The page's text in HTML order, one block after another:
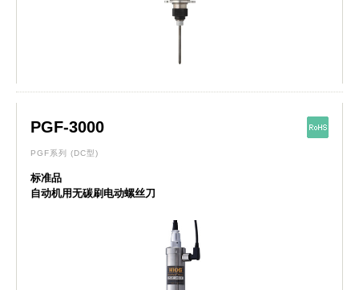
PGF-3000
PGF系列 (DC型)
标准品
自动机用无碳刷电动螺丝刀